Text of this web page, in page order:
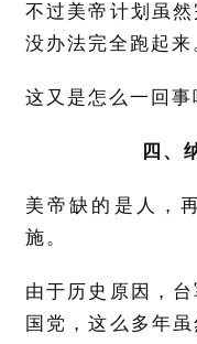
不过美帝计划虽
没办法完全跑起来
这又是怎么一回事
四、
美帝缺的是人，
施。
由于历史原因，
国党，这么多年